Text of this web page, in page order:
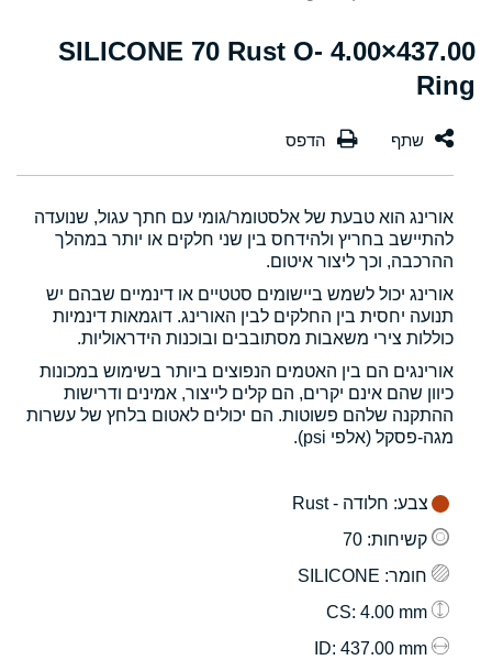
437.00×4.00 SILICONE 70 Rust O-
Ring
אורינג הוא טבעת של אלסטומר/גומי עם חתך עגול, שנועדה
להתיישב בחריץ ולהידחס בין שני חלקים או יותר במהלך
ההרכבה, וכך ליצור איטום.
אורינג יכול לשמש ביישומים סטטיים או דינמיים שבהם יש
תנועה יחסית בין החלקים לבין האורינג. דוגמאות דינמיות
כוללות צירי משאבות מסתובבים ובוכנות הידראוליות.
אורינגים הם בין האטמים הנפוצים ביותר בשימוש במכונות
כיוון שהם אינם יקרים, הם קלים לייצור, אמינים ודרישות
ההתקנה שלהם פשוטות. הם יכולים לאטום בלחץ של עשרות
מגה-פסקל (אלפי psi).
צבע: חלודה - Rust
קשיחות: 70
חומר: SILICONE
: 4.00 mm
: 437.00 mm